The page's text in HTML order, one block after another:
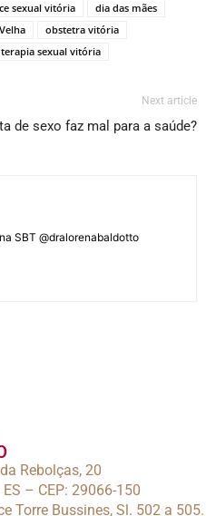
sexual vitória
dia das mães
obstetra vitória
terapia sexual vitória
Next article
de sexo faz mal para a saúde?
SBT @dralorenabaldotto
Rebolças, 20
– CEP: 29066-150
Torre Bussines, Sl. 502 a 505.